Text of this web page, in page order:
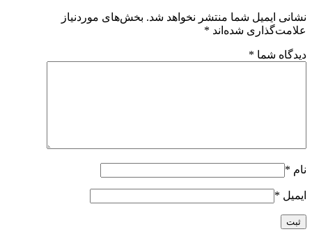
نشانی ایمیل شما منتشر نخواهد شد. بخش‌های موردنیاز
علامت‌گذاری شده‌اند *
دیدگاه شما *
نام *
ایمیل *